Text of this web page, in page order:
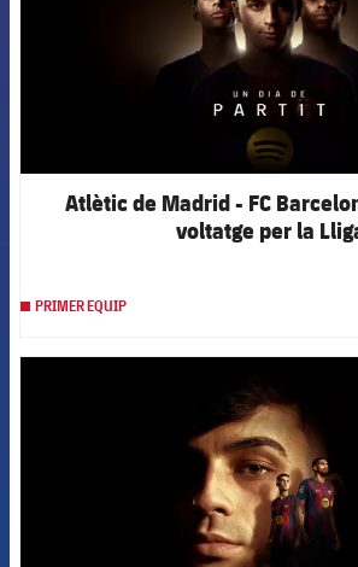
Atlètic de Madrid - FC
voltatge per la
PRIMER EQUIP